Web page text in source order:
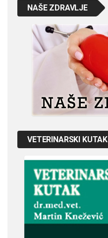
NAŠE ZDRAVLJE
VETERINARSKI KUTAK